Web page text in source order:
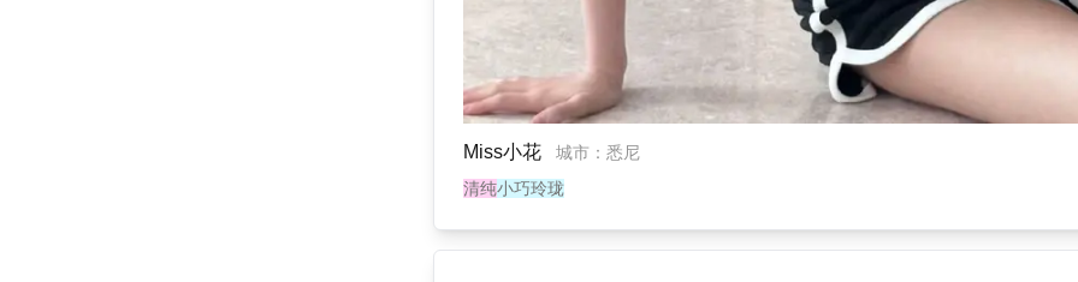
Miss小花 城市 ： 悉尼
清纯小巧玲珑